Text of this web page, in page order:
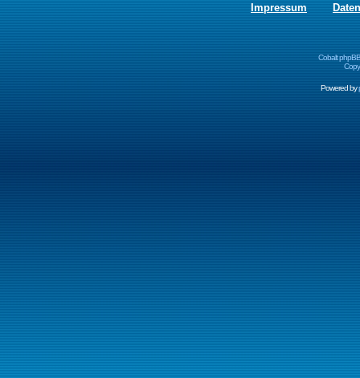
Impressum
Cobalt
Powered by